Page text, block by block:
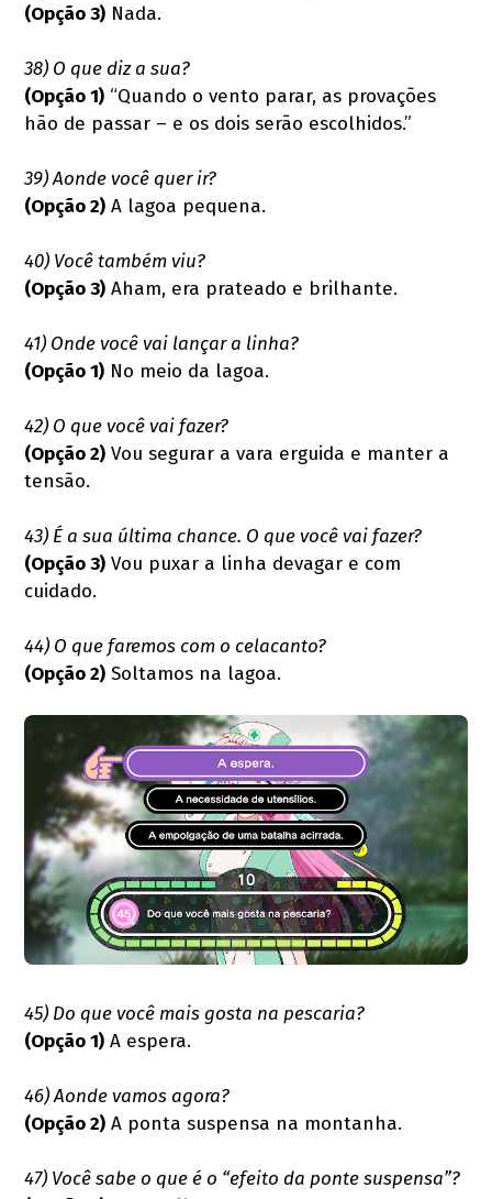
(Opção 3) Nada.
38) O que diz a sua?
(Opção 1) “Quando o vento parar, as provações
hão de passar – e os dois serão escolhidos.”
39) Aonde você quer ir?
(Opção 2) A lagoa pequena.
40) Você também viu?
(Opção 3) Aham, era prateado e brilhante.
41) Onde você vai lançar a linha?
(Opção 1) No meio da lagoa.
42) O que você vai fazer?
(Opção 2) Vou segurar a vara erguida e manter a
tensão.
43) É a sua última chance. O que você vai fazer?
(Opção 3) Vou puxar a linha devagar e com
cuidado.
44) O que faremos com o celacanto?
(Opção 2) Soltamos na lagoa.
45) Do que você mais gosta na pescaria?
(Opção 1) A espera.
46) Aonde vamos agora?
(Opção 2) A ponta suspensa na montanha.
47) Você sabe o que é o “efeito da ponte suspensa”?